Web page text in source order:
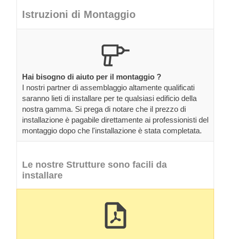
Istruzioni di Montaggio
Hai bisogno di aiuto per il montaggio ?
I nostri partner di assemblaggio altamente qualificati
saranno lieti di installare per te qualsiasi edificio della
nostra gamma. Si prega di notare che il prezzo di
installazione è pagabile direttamente ai professionisti del
montaggio dopo che l'installazione è stata completata.
Le nostre Strutture sono facili da
installare